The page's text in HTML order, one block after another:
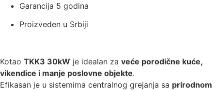
Garancija 5 godina
Proizveden u Srbiji
Kotao TKK3 30kW je idealan za veće porodične kuće,
vikendice i manje poslovne objekte.
Efikasan je u sistemima centralnog grejanja sa prirodnom